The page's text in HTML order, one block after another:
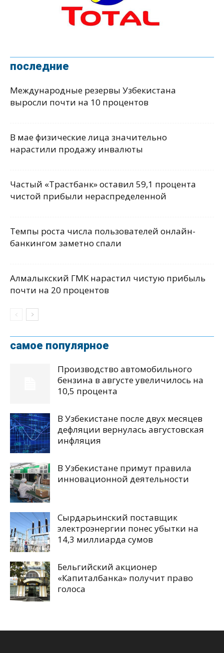
последние
Международные резервы Узбекистана
выросли почти на 10 процентов
В мае физические лица значительно
нарастили продажу инвалюты
Частый «Трастбанк» оставил 59,1 процента
чистой прибыли нераспределенной
Темпы роста числа пользователей онлайн-
банкингом заметно спали
Алмалыкский ГМК нарастил чистую прибыль
почти на 20 процентов
самое популярное
Производство автомобильного
бензина в августе увеличилось на
10,5 процента
В Узбекистане после двух месяцев
дефляции вернулась августовская
инфляция
В Узбекистане примут правила
инновационной деятельности
Сырдарьинский поставщик
электроэнергии понес убытки на
14,3 миллиарда сумов
Бельгийский акционер
«Капиталбанка» получит право
голоса